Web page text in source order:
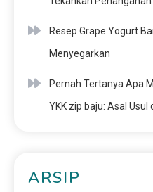
Resep Grape Yogurt
Menyegarkan
Pernah Tertanya Apa
YKK zip baju: Asal Usul
ARSIP